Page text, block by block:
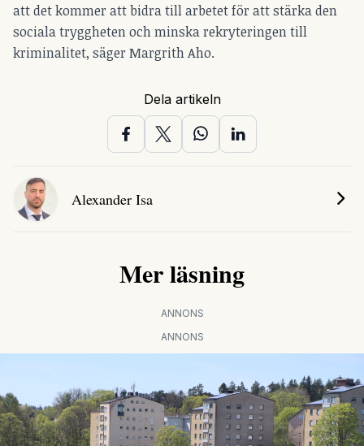
att det kommer att bidra till arbetet för att stärka den
sociala tryggheten och minska rekryteringen till
kriminalitet, säger Margrith Aho.
Dela artikeln
Alexander Isa
Mer läsning
ANNONS
ANNONS